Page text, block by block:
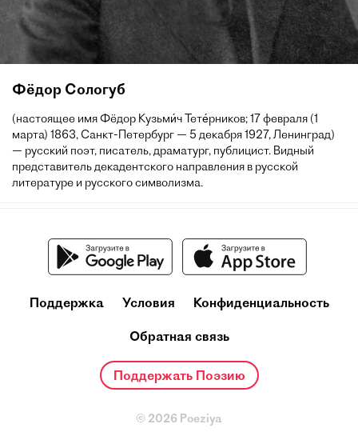
Фёдор Сологуб
(настоящее имя Фёдор Кузьми́ч Тете́рников; 17 февраля (1
марта) 1863, Санкт-Петербург — 5 декабря 1927, Ленинград)
— русский поэт, писатель, драматург, публицист. Видный
представитель декадентского направления в русской
литературе и русского символизма.
Поддержка Условия Конфиденциальность
Обратная связь
Поддержать Поэзию
© 2026 Poeziya